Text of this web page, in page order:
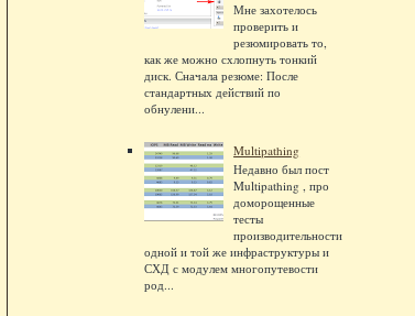
Мне захотелось
проверить и
резюмировать то,
как же можно схлопнуть тонкий
диск. Сначала резюме: После
стандартных действий по
обнулени...
Multipathing
Недавно был пост
Multipathing , про
доморощенные
тесты
производительности
одной и той же инфраструктуры и
СХД с модулем многопутевости
род...